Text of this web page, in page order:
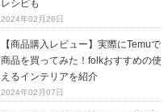
レシピも
2024年02月26日
【商品購入レビュー】実際にTemuで
商品を買ってみた！folkおすすめの使
えるインテリアを紹介
2024年02月07日